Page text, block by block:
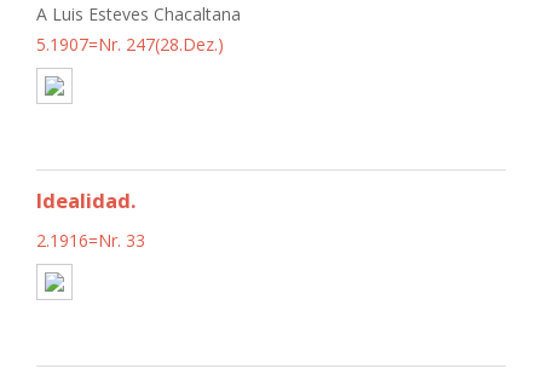
A Luis Esteves Chacaltana
5.1907=Nr. 247(28.Dez.)
Idealidad.
2.1916=Nr. 33